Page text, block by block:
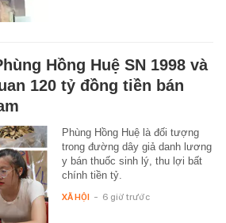
Hồng Huệ SN 1998 và
120 tỷ đồng tiền bán
Phùng Hồng Huệ là đối tượng
trong đường dây giả danh lương
y bán thuốc sinh lý, thu lợi bất
chính tiền tỷ.
XÃ HỘI - 6 giờ trước